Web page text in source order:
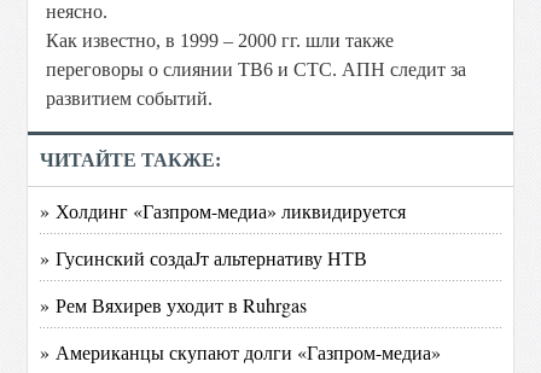
неясно.
Как известно, в 1999 – 2000 гг. шли также
переговоры о слиянии ТВ6 и СТС. АПН следит за
развитием событий.
ЧИТАЙТЕ ТАКЖЕ:
» Холдинг «Газпром-медиа» ликвидируется
» Гусинский создаЈт альтернативу НТВ
» Рем Вяхирев уходит в Ruhrgas
» Американцы скупают долги «Газпром-медиа»